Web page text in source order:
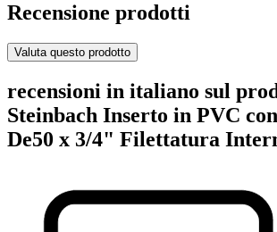
Recensione prodotti
Valuta questo prodotto
recensioni in italiano sul
Steinbach Inserto in PVC
De50 x 3/4" Filettatura